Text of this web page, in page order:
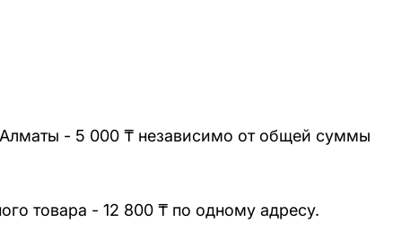
- 5 000 ₸ независимо от общей суммы
товара - 12 800 ₸ по одному адресу.